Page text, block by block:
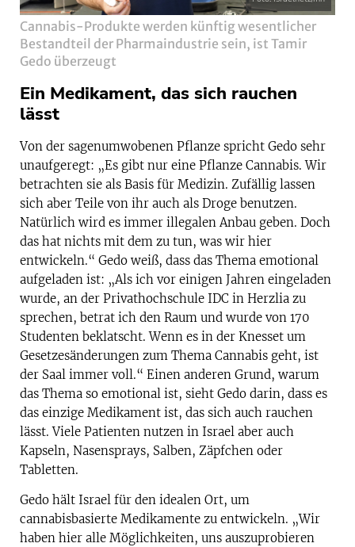
Cannabis-Produkte werden künftig wesentlicher
Bestandteil der Pharmaindustrie sein, ist Tamir
Gedo überzeugt
Ein Medikament, das sich rauchen
lässt
Von der sagenumwobenen Pflanze spricht Gedo sehr
unaufgeregt: „Es gibt nur eine Pflanze Cannabis. Wir
betrachten sie als Basis für Medizin. Zufällig lassen
sich aber Teile von ihr auch als Droge benutzen.
Natürlich wird es immer illegalen Anbau geben. Doch
das hat nichts mit dem zu tun, was wir hier
entwickeln.“ Gedo weiß, dass das Thema emotional
aufgeladen ist: „Als ich vor einigen Jahren eingeladen
wurde, an der Privathochschule IDC in Herzlia zu
sprechen, betrat ich den Raum und wurde von 170
Studenten beklatscht. Wenn es in der Knesset um
Gesetzesänderungen zum Thema Cannabis geht, ist
der Saal immer voll.“ Einen anderen Grund, warum
das Thema so emotional ist, sieht Gedo darin, dass es
das einzige Medikament ist, das sich auch rauchen
lässt. Viele Patienten nutzen in Israel aber auch
Kapseln, Nasensprays, Salben, Zäpfchen oder
Tabletten.
Gedo hält Israel für den idealen Ort, um
cannabisbasierte Medikamente zu entwickeln. „Wir
haben hier alle Möglichkeiten, uns auszuprobieren